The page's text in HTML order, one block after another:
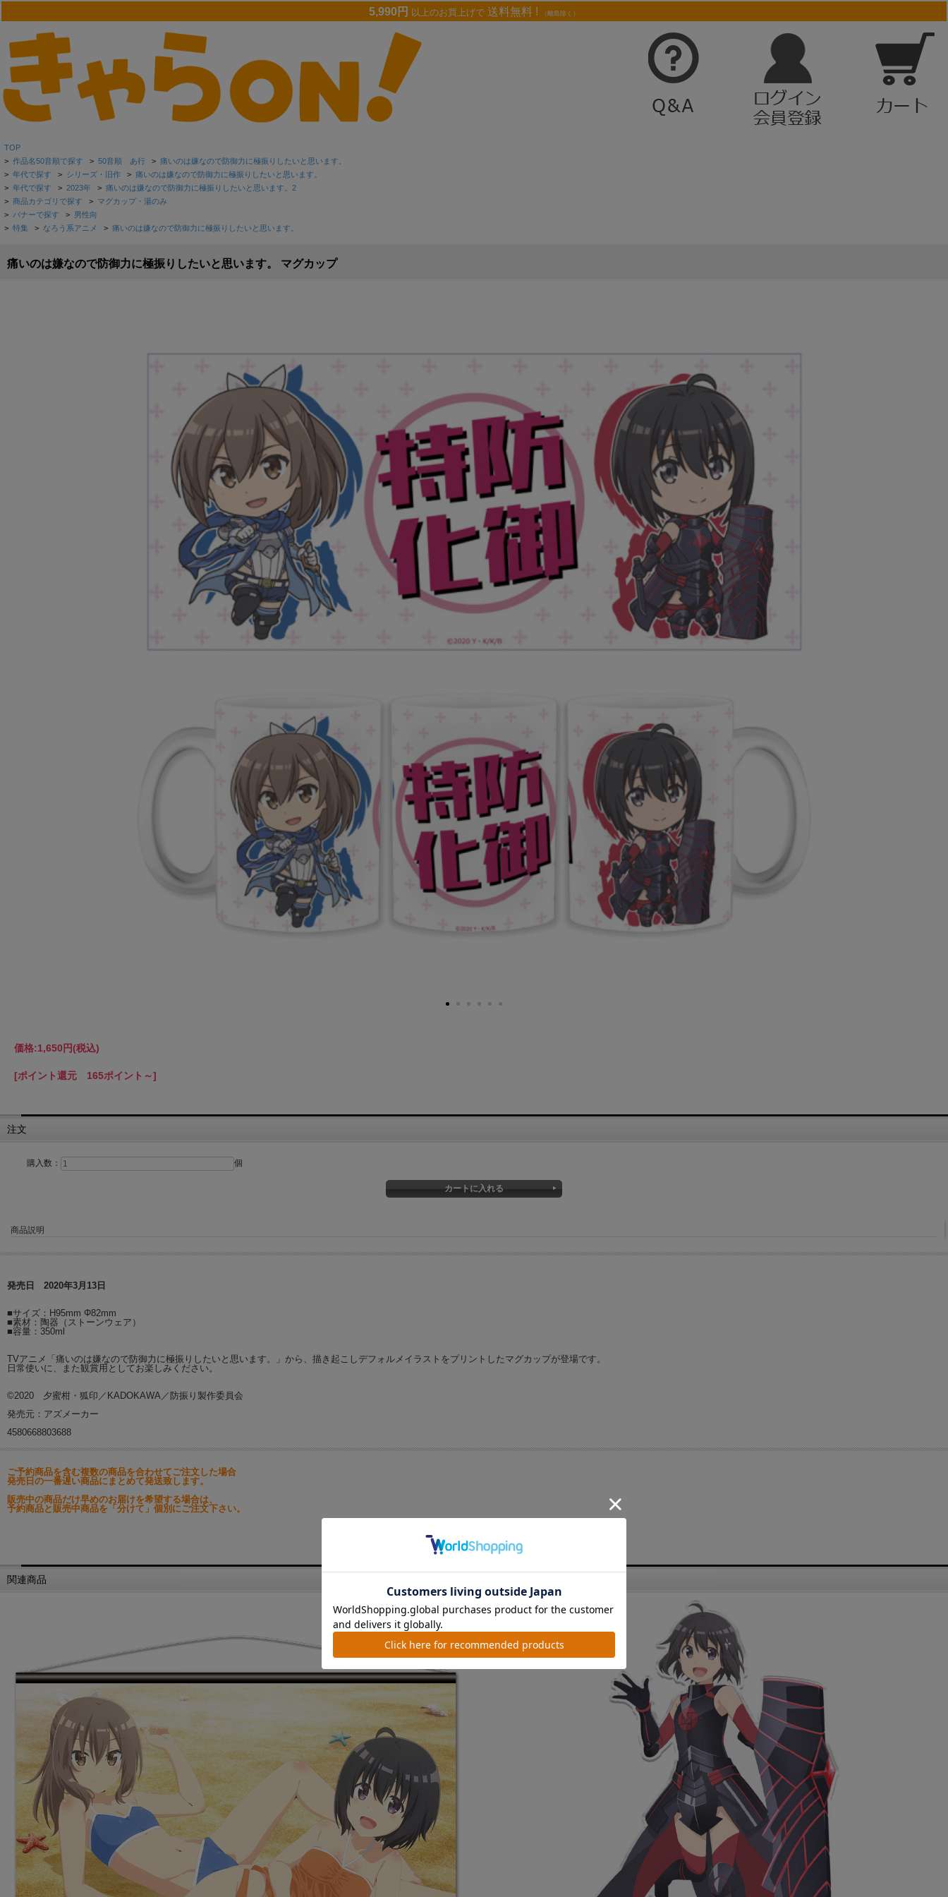
5,990円 以上のお買上げで 送料無料 ! （離島除く）
TOP
> 作品名50音順で探す > 50音順 あ行 > 痛いのは嫌なので防御力に極振りしたいと思います。
> 年代で探す > シリーズ・旧作 > 痛いのは嫌なので防御力に極振りしたいと思います。
> 年代で探す > 2023年 > 痛いのは嫌なので防御力に極振りしたいと思います。2
> 商品カテゴリで探す > マグカップ・湯のみ
> バナーで探す > 男性向
> 特集 > なろう系アニメ > 痛いのは嫌なので防御力に極振りしたいと思います。
痛いのは嫌なので防御力に極振りしたいと思います。 マグカップ
価格:1,650円(税込)
[ポイント還元 165ポイント～]
注文
購入数： 個
商品説明
発売日 2020年3月13日
■サイズ：H95mm Φ82mm
■素材：陶器（ストーンウェア）
■容量：350ml
TVアニメ「痛いのは嫌なので防御力に極振りしたいと思います。」から、描き起こしデフォルメイラストをプリントしたマグカップが登場です。
日常使いに、また観賞用としてお楽しみください。
©2020 夕蜜柑・狐印／KADOKAWA／防振り製作委員会
発売元：アズメーカー
4580668803688
ご予約商品を含む複数の商品を合わせてご注文した場合
発売日の一番遅い商品にまとめて発送致します。
販売中の商品だけ早めのお届けを希望する場合は、
予約商品と販売中商品を「分けて」個別にご注文下さい。
関連商品